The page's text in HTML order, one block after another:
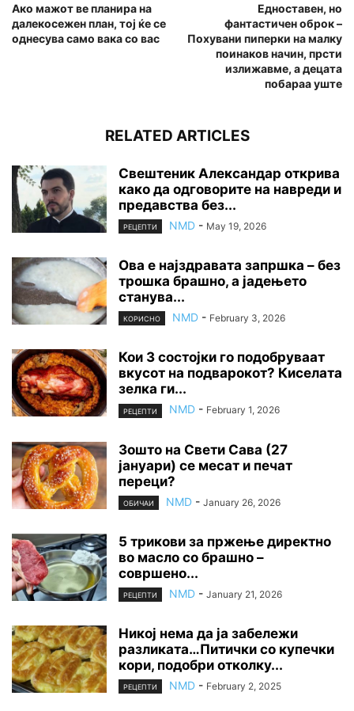
Ако мажот ве планира на
далекосежен план, тој ќе се
однесува само вака со вас
Едноставен, но
фантастичен оброк –
Похувани пиперки на малку
поинаков начин, прсти
излижавме, а децата
побараа уште
RELATED ARTICLES
Свештеник Александар открива
како да одговорите на навреди и
предавства без...
РЕЦЕПТИ NMD - May 19, 2026
Ова е најздравата запршка – без
трошка брашно, а јадењето
станува...
КОРИСНО NMD - February 3, 2026
Кои 3 состојки го подобруваат
вкусот на подварокот? Киселата
зелка ги...
РЕЦЕПТИ NMD - February 1, 2026
Зошто на Свети Сава (27
јануари) се месат и печат
переци?
ОБИЧАИ NMD - January 26, 2026
5 трикови за пржење директно
во масло со брашно –
совршено...
РЕЦЕПТИ NMD - January 21, 2026
Никој нема да ја забележи
разликата…Питички со купечки
кори, подобри отколку...
РЕЦЕПТИ NMD - February 2, 2025